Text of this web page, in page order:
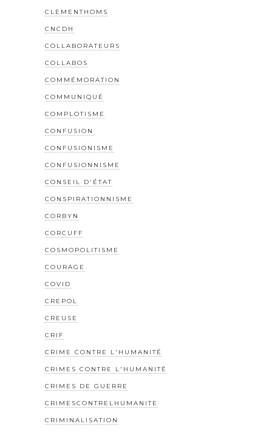
CLEMENTHOMS
CNCDH
COLLABORATEURS
COLLABOS
COMMÉMORATION
COMMUNIQUÉ
COMPLOTISME
CONFUSION
CONFUSIONISME
CONFUSIONNISME
CONSEIL D'ÉTAT
CONSPIRATIONNISME
CORBYN
CORCUFF
COSMOPOLITISME
COURAGE
COVID
CREPOL
CREUSE
CRIF
CRIME CONTRE L'HUMANITÉ
CRIMES CONTRE L'HUMANITÉ
CRIMES DE GUERRE
CRIMESCONTRELHUMANITE
CRIMINALISATION